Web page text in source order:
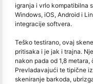
igranja i vrlo kompatibilna
Windows, iOS, Android i
integracije softvera.
Teško testirano, ovaj
pritisaka i je jak i trajna.
nakon pada od 1,8
Prevladavajući te tipične
skeniranje barkoda,